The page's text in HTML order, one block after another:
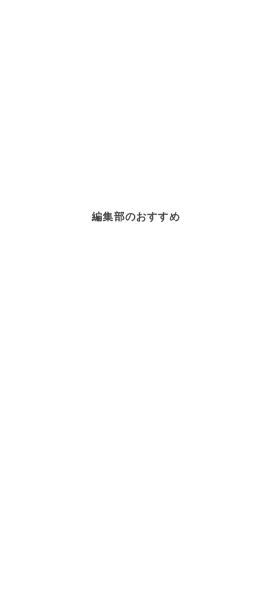
編集部のおすすめ